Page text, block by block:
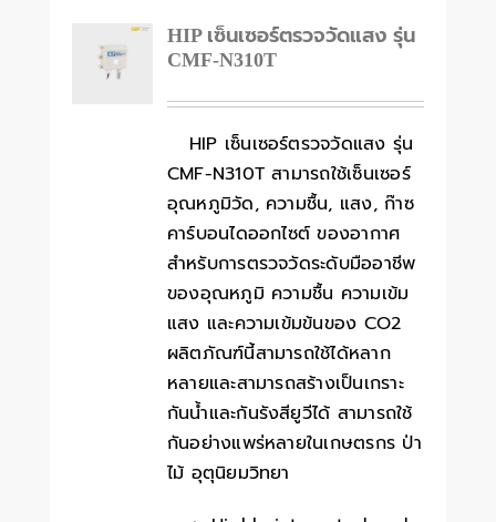
HIP เซ็นเซอร์ตรวจวัดแสง รุ่น
CMF-N310T
HIP เซ็นเซอร์ตรวจวัดแสง รุ่น
CMF-N310T สามารถใช้เซ็นเซอร์
อุณหภูมิวัด, ความชื้น, แสง, ก๊าซ
คาร์บอนไดออกไซต์ ของอากาศ
สำหรับการตรวจวัดระดับมืออาชีพ
ของอุณหภูมิ ความชื้น ความเข้ม
แสง และความเข้มข้นของ CO2
ผลิตภัณฑ์นี้สามารถใช้ได้หลาก
หลายและสามารถสร้างเป็นเกราะ
กันน้ำและกันรังสียูวีได้ สามารถใช้
กันอย่างแพร่หลายในเกษตรกร ป่า
ไม้ อุตุนิยมวิทยา